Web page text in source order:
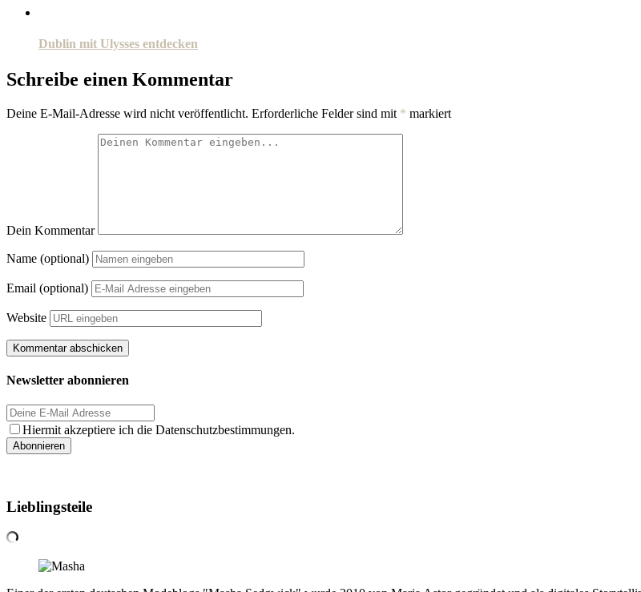
Dublin mit Ulysses entdecken
Schreibe einen Kommentar
Deine E-Mail-Adresse wird nicht veröffentlicht. Erforderliche Felder sind mit * markiert
Dein Kommentar
Name (optional)
Email (optional)
Website
Newsletter abonnieren
Hiermit akzeptiere ich die Datenschutzbestimmungen.
Lieblingsteile